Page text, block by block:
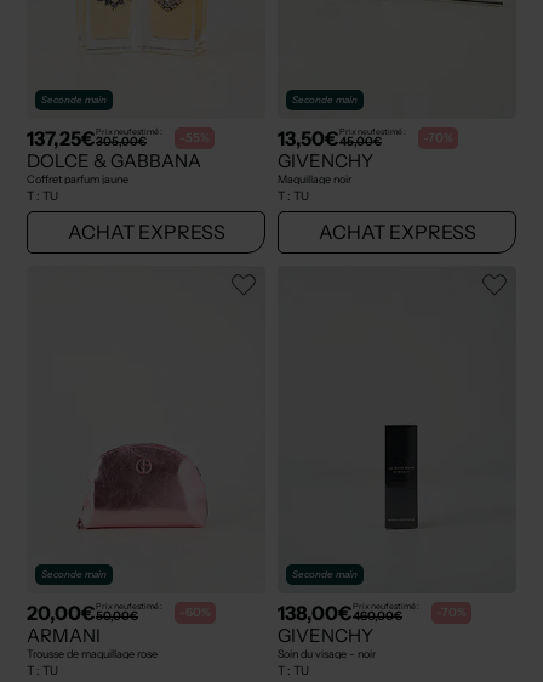
Seconde main
137,25€Prix neuf estimé :
305,00€ -55%
DOLCE & GABBANA
Coffret parfum jaune
T : TU
ACHAT EXPRESS
Seconde main
13,50€Prix neuf estimé :
45,00€ -70%
GIVENCHY
Maquillage noir
T : TU
ACHAT EXPRESS
Seconde main
20,00€Prix neuf estimé :
50,00€ -60%
ARMANI
Trousse de maquillage rose
T : TU
Seconde main
138,00€Prix neuf estimé :
460,00€ -70%
GIVENCHY
Soin du visage - noir
T : TU